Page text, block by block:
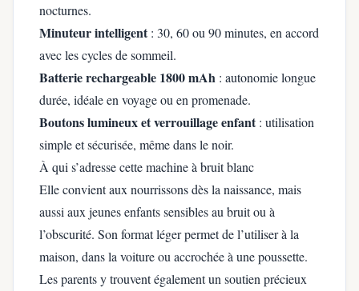
nocturnes.
Minuteur intelligent: 30, 60 ou 90 minutes, en accord
avec les cycles de sommeil.
Batterie rechargeable 1800 mAh : autonomie longue
durée, idéale en voyage ou en promenade.
Boutons lumineux et verrouillage enfant: utilisation
simple et sécurisée, même dans le noir.
À qui s’adresse cette machine à bruit blanc
Elle convient aux nourrissons dès la naissance, mais
aussi aux jeunes enfants sensibles au bruit ou à
l’obscurité. Son format léger permet de l’utiliser à la
maison, dans la voiture ou accrochée à une poussette.
Les parents y trouvent également un soutien précieux